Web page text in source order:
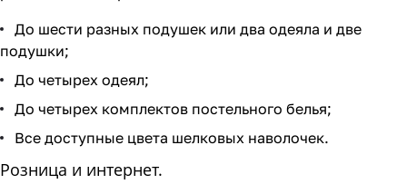
До шести разных подушек или два одеяла и две
подушки;
До четырех одеял;
До четырех комплектов постельного белья;
Все доступные цвета шелковых наволочек.
Розница и интернет.